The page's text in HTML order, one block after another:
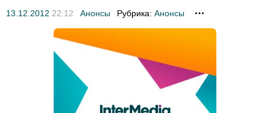
13.12.2012 22:12 Анонсы Рубрика: Анонсы